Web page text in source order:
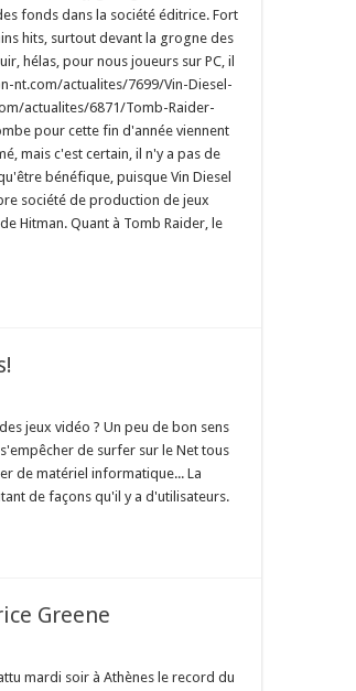
fonds dans la société éditrice. Fort
hits, surtout devant la grogne des
hélas, pour nous joueurs sur PC, il
nt.com/actualites/7699/Vin-Diesel-
actualites/6871/Tomb-Raider-
pour cette fin d'année viennent
mais c'est certain, il n'y a pas de
bénéfique, puisque Vin Diesel
société de production de jeux
Hitman. Quant à Tomb Raider, le
jeux vidéo ? Un peu de bon sens
de surfer sur le Net tous
de matériel informatique... La
de façons qu'il y a d'utilisateurs.
Greene
mardi soir à Athènes le record du